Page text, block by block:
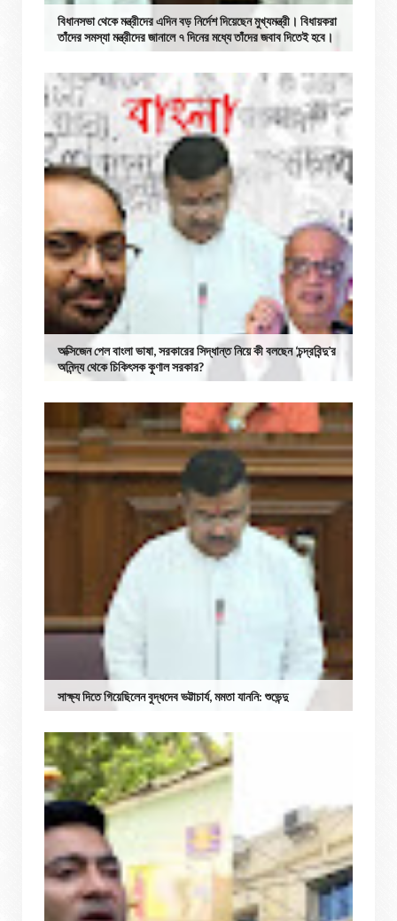
বিধানসভা থেকে মন্ত্রীদের এদিন বড় নির্দেশ দিয়েছেন মুখ্যমন্ত্রী। বিধায়করা
তাঁদের সমস্যা মন্ত্রীদের জানালে ৭ দিনের মধ্যে তাঁদের জবাব দিতেই হবে।
অক্সিজেন পেল বাংলা ভাষা, সরকারের সিদ্ধান্ত নিয়ে কী বলছেন ‘চন্দ্রবিন্দু’র
অনিন্দ্য থেকে চিকিৎসক কুণাল সরকার?
সাক্ষ্য দিতে গিয়েছিলেন বুদ্ধদেব ভট্টাচার্য, মমতা যাননি: শুভেন্দু